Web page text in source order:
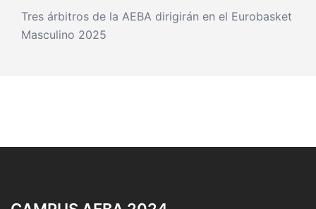
Tres árbitros de la AEBA dirigirán en el Eurobasket
Masculino 2025